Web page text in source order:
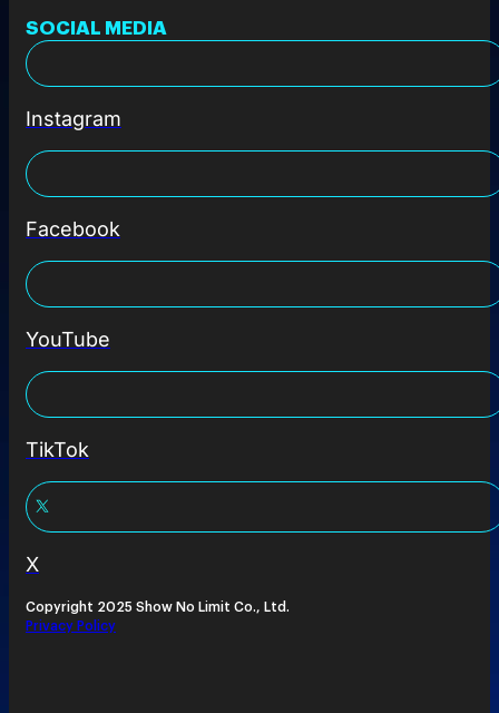
SOCIAL MEDIA
Instagram
Facebook
YouTube
TikTok
X
Copyright 2025 Show No Limit Co., Ltd.
Privacy Policy